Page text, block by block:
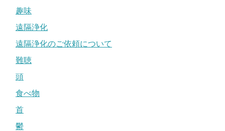
趣味
遠隔浄化
遠隔浄化のご依頼について
難聴
頭
食べ物
首
鬱